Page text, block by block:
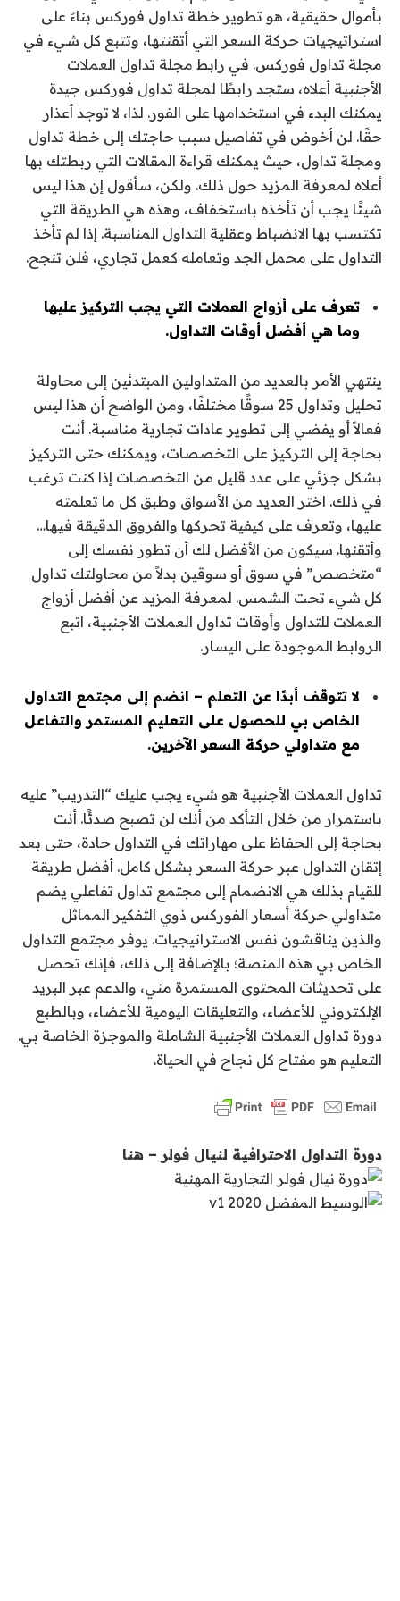
بأموال حقيقية، هو تطوير خطة تداول فوركس بناءً على
استراتيجيات حركة السعر التي أتقنتها، وتتبع كل شيء في
مجلة تداول فوركس. في رابط مجلة تداول العملات
الأجنبية أعلاه، ستجد رابطًا لمجلة تداول فوركس جيدة
يمكنك البدء في استخدامها على الفور. لذا، لا توجد أعذار
حقًا. لن أخوض في تفاصيل سبب حاجتك إلى خطة تداول
ومجلة تداول، حيث يمكنك قراءة المقالات التي ربطتك بها
أعلاه لمعرفة المزيد حول ذلك. ولكن، سأقول إن هذا ليس
شيئًا يجب أن تأخذه باستخفاف، وهذه هي الطريقة التي
تكتسب بها الانضباط وعقلية التداول المناسبة. إذا لم تأخذ
التداول على محمل الجد وتعامله كعمل تجاري، فلن تنجح.
تعرف على أزواج العملات التي يجب التركيز عليها
وما هي أفضل أوقات التداول.
ينتهي الأمر بالعديد من المتداولين المبتدئين إلى محاولة
تحليل وتداول 25 سوقًا مختلفًا، ومن الواضح أن هذا ليس
فعالاً أو يفضي إلى تطوير عادات تجارية مناسبة. أنت
بحاجة إلى التركيز على التخصصات، ويمكنك حتى التركيز
بشكل جزئي على عدد قليل من التخصصات إذا كنت ترغب
في ذلك. اختر العديد من الأسواق وطبق كل ما تعلمته
عليها، وتعرف على كيفية تحركها والفروق الدقيقة فيها…
وأتقنها. سيكون من الأفضل لك أن تطور نفسك إلى
“متخصص” في سوق أو سوقين بدلاً من محاولتك تداول
كل شيء تحت الشمس. لمعرفة المزيد عن أفضل أزواج
العملات للتداول وأوقات تداول العملات الأجنبية، اتبع
الروابط الموجودة على اليسار.
لا تتوقف أبدًا عن التعلم – انضم إلى مجتمع التداول
الخاص بي للحصول على التعليم المستمر والتفاعل
مع متداولي حركة السعر الآخرين.
تداول العملات الأجنبية هو شيء يجب عليك “التدريب” عليه
باستمرار من خلال التأكد من أنك لن تصبح صدئًا. أنت
بحاجة إلى الحفاظ على مهاراتك في التداول حادة، حتى بعد
إتقان التداول عبر حركة السعر بشكل كامل. أفضل طريقة
للقيام بذلك هي الانضمام إلى مجتمع تداول تفاعلي يضم
متداولي حركة أسعار الفوركس ذوي التفكير المماثل
والذين يناقشون نفس الاستراتيجيات. يوفر مجتمع التداول
الخاص بي هذه المنصة؛ بالإضافة إلى ذلك، فإنك تحصل
على تحديثات المحتوى المستمرة مني، والدعم عبر البريد
الإلكتروني للأعضاء، والتعليقات اليومية للأعضاء، وبالطبع
دورة تداول العملات الأجنبية الشاملة والموجزة الخاصة بي.
التعليم هو مفتاح كل نجاح في الحياة.
دورة التداول الاحترافية لنيال فولر – هنا